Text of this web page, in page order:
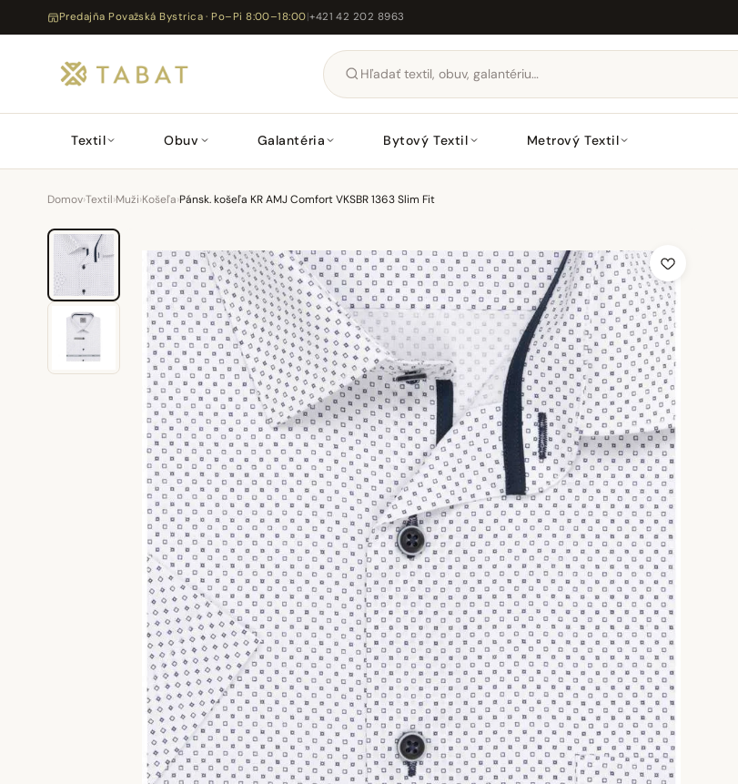
Predajňa Považská Bystrica · Po–Pi 8:00–18:00|+421 42 202 8963
Textil Obuv Galantéria Bytový Textil Metrový Textil
Domov›Textil›Muži›Košeľa›Pánsk. košeľa KR AMJ Comfort VKSBR 1363 Slim Fit